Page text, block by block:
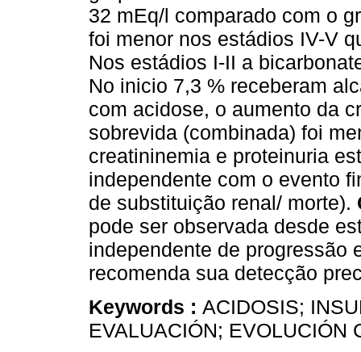
32 mEq/l comparado com o
foi menor nos estádios IV-V
Nos estádios I-II a
No inicio 7,3 % receberam
com acidose, o aumento da
sobrevida (combinada) foi
creatininemia e proteinuria
independente com o evento
de substituição renal/ morte).
pode ser observada desde
independente de progressão
recomenda sua detecção
Keywords : ACIDOSIS;
EVALUACIÓN; EVOLUCIÓN